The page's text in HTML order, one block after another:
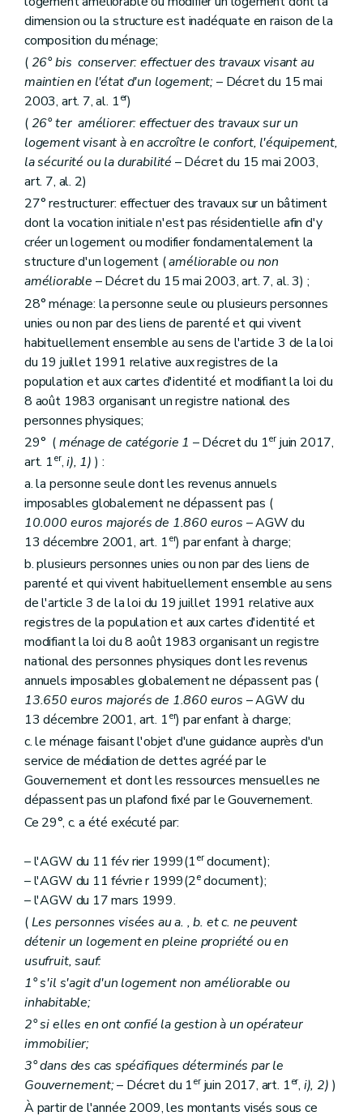
Art.165bis
Sous-section 2 Du commissaire
Art. 166
Art. 167
Art. 168
Art. 169
Sous-section 3
Art. 170
Art. 171
Section 3
bis
De la chambre de recours
Art. 171bis
Section 4
Art. 172
Art. 173
Section 5 Des sanctions
Art. 174
Section 6 Du comite d'accompagnement et de suivi des commissaires spéciaux
Art. 174bis
De la Société wallonne du crédit social et des Guichets du crédit social
Section première De la Société wallonne du crédit social
Sous-section première Généralités
Art. 1751
Sous-section 2
Des missions de service public, des tâches de service public et des moyens d'actions de la Société
Art. 1752
Sous-section 3 Des ressources
Art. 1753
Sous-section 4
Section
Art. 1754
Section
Art. 1755
Art. 1756
Art. 1757
Art. 1758
Section C. De la direction
Section D. Du comité d'orientation
Art. 17510
Section E. Du comité de crédits
Art. 17511
Section F. Du comité de gestion financière
Art. 17512
Sous-section 5 Du personnel de la Société
Art. 17513
Art. 17514
Sous-section 6 Du contrôle de la Société
Section A. Du contrôle révisoral
Art. 17515
Section B. Du contrôle du Gouvernement
Art. 17516
Sous-section 7 Du contrat de gestion
Section A. Définition et contenu
Art. 17517
Section B. Conclusion, approbation, entrée en vigueur, durée et absence d'un contrat de gestion
Section C. Evaluation du contrat de gestion
Art. 17519
Section 2
Des Guichets du crédit social
Sous-section première
Art. 1761
Art. 1762
Art. 1763
Sous-section 2
Art. 1771
Art.
1773
Sous-section 3 Des sanctions
Sous-section 4 De la perte de l'agrément
Art. 1782
Chapitre IV
Du Fonds du logement des familles nombreuses de Wallonie
Section première Généralités
dimension ou la structure est inadéquate en raison de la
composition du ménage;
( 26°bis conserver: effectuer des travaux visant au
maintien en l'état d'un logement;– Décret du 15 mai
2003, art. 7, al. 1er)
( 26°teraméliorer: effectuer des travaux sur un
logement visant à en accroître le confort, l'équipement,
la sécurité ou la durabilité – Décret du 15 mai 2003,
art. 7, al. 2)
27° restructurer: effectuer des travaux sur un bâtiment
dont la vocation initiale n'est pas résidentielle afin d'y
créer un logement ou modifier fondamentalement la
structure d'un logement (améliorable ou non
améliorable – Décret du 15 mai 2003, art. 7, al. 3) ;
28° ménage: la personne seule ou plusieurs personnes
unies ou non par des liens de parenté et qui vivent
habituellement ensemble au sens de l'article 3 de la loi
du 19 juillet 1991 relative aux registres de la
population et aux cartes d'identité et modifiant la loi du
8 août 1983 organisant un registre national des
personnes physiques;
29° (ménage de catégorie 1 – Décret du 1erjuin 2017,
art. 1er,i), 1) ) :
a. la personne seule dont les revenus annuels
imposables globalement ne dépassent pas (
10.000 euros majorés de 1.860 euros – AGW du
13 décembre 2001, art. 1er) par enfant à charge;
b. plusieurs personnes unies ou non par des liens de
parenté et qui vivent habituellement ensemble au sens
de l'article 3 de la loi du 19 juillet 1991 relative aux
registres de la population et aux cartes d'identité et
modifiant la loi du 8 août 1983 organisant un registre
national des personnes physiques dont les revenus
annuels imposables globalement ne dépassent pas (
13.650 euros majorés de 1.860 euros – AGW du
13 décembre 2001, art. 1er) par enfant à charge;
c. le ménage faisant l'objet d'une guidance auprès d'un
service de médiation de dettes agréé par le
Gouvernement et dont les ressources mensuelles ne
dépassent pas un plafond fixé par le Gouvernement.
Ce 29°, c. a été exécuté par:
– l'AGW du 11 fév rier 1999(1erdocument);
– l'AGW du 11 févrie r 1999(2edocument);
– l'AGW du 17 mars 1999.
(Les personnes visées aua. ,b. etc. ne peuvent
détenir un logement en pleine propriété ou en
usufruit, sauf:
1° s'il s'agit d'un logement non améliorable ou
inhabitable;
2° si elles en ont confié la gestion à un opérateur
immobilier;
3° dans des cas spécifiques déterminés par le
Gouvernement;– Décret du 1erjuin 2017, art. 1er, i), 2) )
À partir de l'année 2009, les montants visés sous ce